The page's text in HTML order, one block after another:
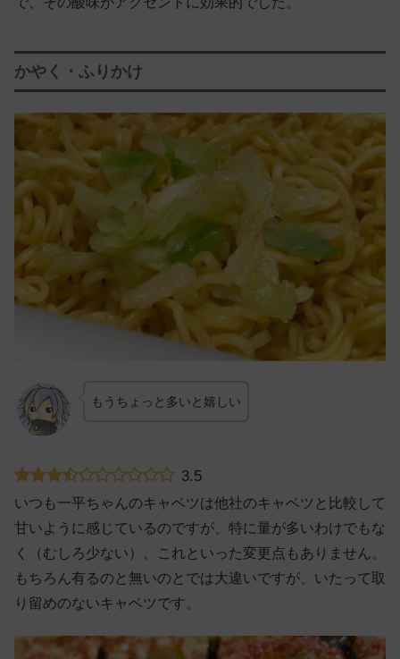
かやく・ふりかけ
もうちょっと多いと嬉しい
3.5
いつも一平ちゃんのキャベツは他社のキャベツと比較して
甘いように感じているのですが、特に量が多いわけでもな
く（むしろ少ない）、これといった変更点もありません。
もちろん有るのと無いのとでは大違いですが、いたって取
り留めのないキャベツです。